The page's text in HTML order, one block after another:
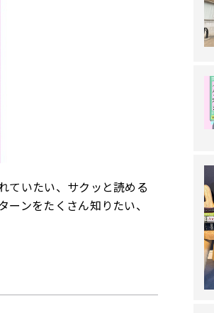
ていたい、サクッと読める
ンをたくさん知りたい、